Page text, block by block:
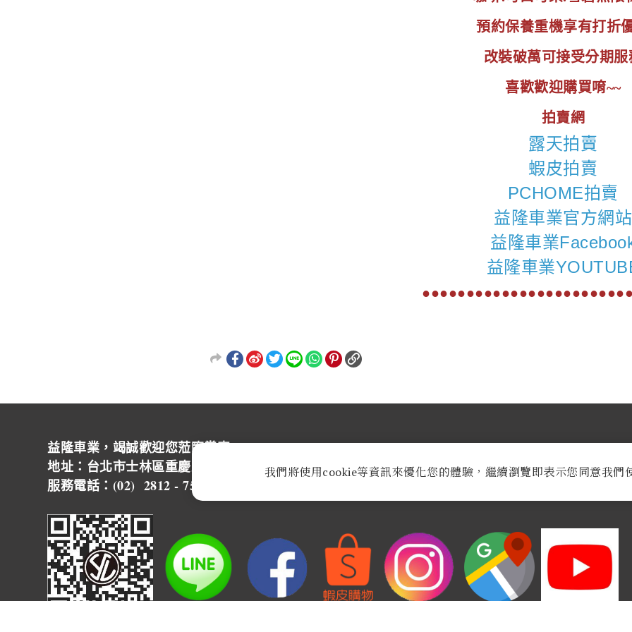
預約保養重機享有打折
改裝破萬可接受分期服
喜歡歡迎購買唷~~
拍賣網
露天拍賣
蝦皮拍賣
PCHOME拍賣
益隆車業官方網站
益隆車業
益隆車業
益隆車業，竭誠歡迎您蒞臨賞車~ ~
地址：台北市士林區重慶北路四段244號 營業時間：週一至週六AM 9:30至PM 8:30
服務電話：(02) 2812 - 7500
我們將使用cookie等資訊來優化您的體驗，繼續瀏覽即表示您同意我們